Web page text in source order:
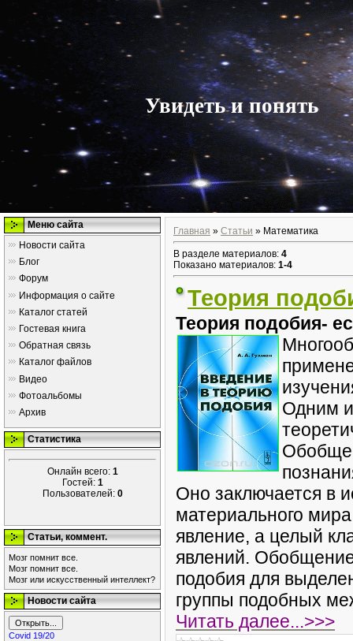
Увидеть и понять
Меню сайта
Новости сайта
Блог
Форум
Информация о сайте
Каталог статей
Гостевая книга
Обратная связь
Каталог файлов
Видео
Фотоальбомы
Архив
Статистика
Онлайн всего: 1
Гостей: 1
Пользователей: 0
Статьи, коммент.
Мозг помнит все.
Мозг помнит все.
Мозг или искусственный интеллект?
Новости сайта
Covid 19/20
Главная » Статьи » Математика
В разделе материалов: 4
Показано материалов: 1-4
Теория
Теория подобия-
Одним
Оно заключается в
материального
явление, а целый
явлений.
подобия для
группы подобных
Читать далее...>>>